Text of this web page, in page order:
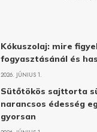
Kókuszolaj: mire
fogyasztásánál és
2026. JÚNIUS 1.
Sütőtökös sajttorta
narancsos édesség
gyorsan